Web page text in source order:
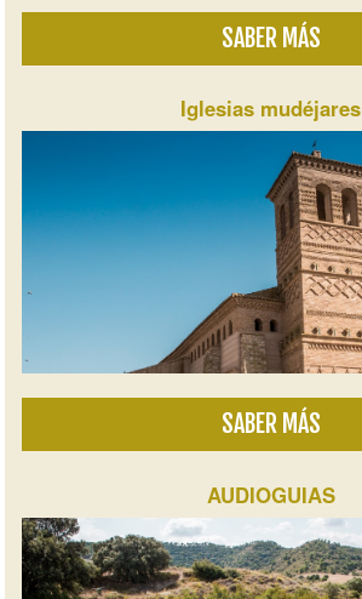
SABER MÁS
Iglesias mudéjares
SABER MÁS
AUDIOGUIAS